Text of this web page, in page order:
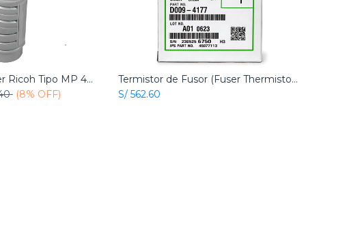
to Cart
Cartucho De Tóner Ricoh Tipo MP 4500 Negro Original
(8% OFF)
Add to Cart
Termistor de Fusor (Fuser Thermistor) Original Ricoh
S/562.60